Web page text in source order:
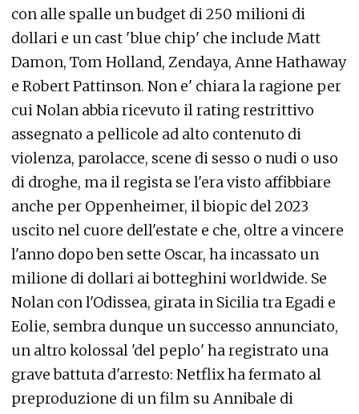
con alle spalle un budget di 250 milioni di
dollari e un cast 'blue chip' che include Matt
Damon, Tom Holland, Zendaya, Anne Hathaway
e Robert Pattinson. Non e' chiara la ragione per
cui Nolan abbia ricevuto il rating restrittivo
assegnato a pellicole ad alto contenuto di
violenza, parolacce, scene di sesso o nudi o uso
di droghe, ma il regista se l'era visto affibbiare
anche per Oppenheimer, il biopic del 2023
uscito nel cuore dell'estate e che, oltre a vincere
l'anno dopo ben sette Oscar, ha incassato un
milione di dollari ai botteghini worldwide. Se
Nolan con l'Odissea, girata in Sicilia tra Egadi e
Eolie, sembra dunque un successo annunciato,
un altro kolossal 'del peplo' ha registrato una
grave battuta d'arresto: Netflix ha fermato al
preproduzione di un film su Annibale di